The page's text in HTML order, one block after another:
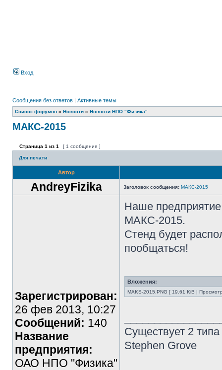
Вход
Сообщения без ответов | Активные темы
Список форумов » Новости » Новости НПО "Физика"
МАКС-2015
Страница 1 из 1 [ 1 сообщение ]
Для печати
Автор
AndreyFizika Заголовок сообщения: МАКС-2015
Зарегистрирован:
26 фев 2013, 10:27
Сообщений: 140
Название
предприятия:
ОАО НПО "Физика"
Наше
МАКС-2015.
Стенд будет
пообщаться!
Вложения:
MAKS-2015.PNG [ 19.61 KiB |
Существует 2
Stephen Grove